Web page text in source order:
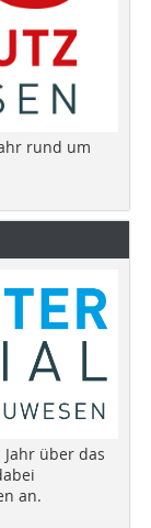
rund um
über das
an.